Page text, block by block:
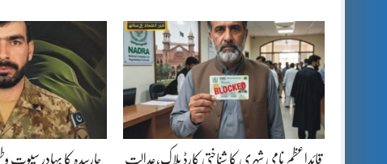
قائداعظم نامی شہری کا شناختی کارڈ بلاک،عدالت چارسدہ کا بہادر سپوت